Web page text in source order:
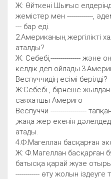
Ж: Өйткені Шығыс
жемістер мен -------------,
--- бар еді.
2.Американың жергілікті
аталды?
Ж: Себебі,--------------- және
келдік деп
Веспуччидің есімі берілді?
Ж:Себебі , бірнеше жылдан
саяхатшы Америго
Веспуччи ------------------
,жаңа жер екенін
атады.
4.Ф.Магеллан басқарған
Ж: Ф.Магеллан басқарған
батысқа қарай жүзе
------------ өту жолын іздеуге